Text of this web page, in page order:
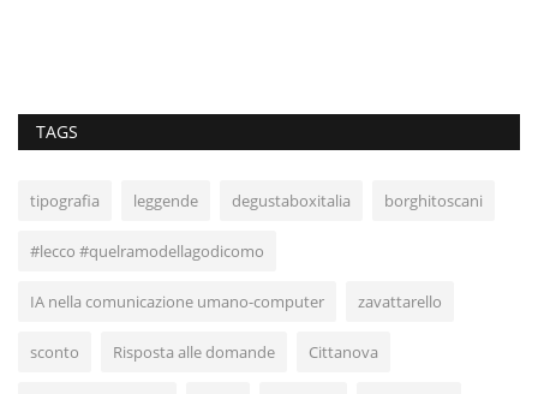
TAGS
tipografia leggende degustaboxitalia borghitoscani
#lecco #quelramodellagodicomo
IA nella comunicazione umano-computer zavattarello
sconto Risposta alle domande Cittanova